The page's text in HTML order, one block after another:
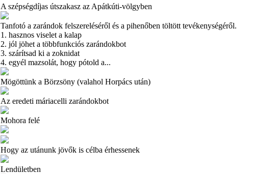
A szépségdíjas útszakasz az Apátkúti-völgyben
Tanfotó a zarándok felszereléséről és a pihenőben töltött tevékenységéről.
1. hasznos viselet a kalap
2. jól jöhet a többfunkciós zarándokbot
3. szárítsad ki a zoknidat
4. egyél mazsolát, hogy pótold a...
Mögöttünk a Börzsöny (valahol Horpács után)
Az eredeti máriacelli zarándokbot
Mohora felé
Hogy az utánunk jövők is célba érhessenek
Lendületben